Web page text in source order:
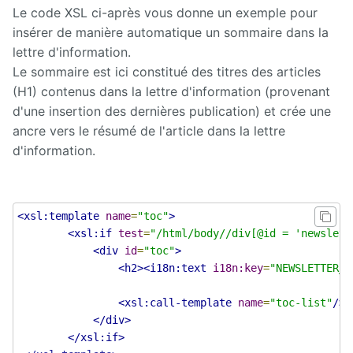
Page
Subscription
Proxied
Content
Rocket.Chat
Server
Directory
editor
networking
</body>
</xsl:template>
<xsl:template match ="h3"><xsl:text>
</xsl:text>.
<xsl:template match="h2"><xsl:text>
</xsl:text><xsl:value-of select="translate(text(),
match = "p"><xsl:apply-templates/
</xsl:template>
Le code XSL ci-après vous donne un exemple pour
insérer de manière automatique un sommaire dans la
lettre d'information.
Le sommaire est ici constitué des titres des articles
(H1) contenus dans la lettre d'information (provenant
d'une insertion des dernières publication) et crée une
ancre vers le résumé de l'article dans la lettre
d'information.
<xsl:template name="toc">
<xsl:if test="/html/body//div[@id =
<div id="toc">
<h2><i18n:text
i18n:key=
<xsl:call-template name="toc-list"/>
</div>
</xsl:if>